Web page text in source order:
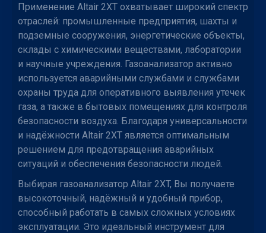
Применение Altair 2XT охватывает широкий спектр
отраслей: промышленные предприятия, шахты и
подземные сооружения, энергетические объекты,
склады с химическими веществами, лаборатории
и научные учреждения. Газоанализатор активно
используется аварийными службами и службами
охраны труда для оперативного выявления утечек
газа, а также в бытовых помещениях для контроля
безопасности воздуха. Благодаря универсальности
и надёжности Altair 2XT является оптимальным
решением для предотвращения аварийных
ситуаций и обеспечения безопасности людей.
Выбирая газоанализатор Altair 2XT, Вы получаете
высокоточный, надёжный и удобный прибор,
способный работать в самых сложных условиях
эксплуатации. Это идеальный инструмент для